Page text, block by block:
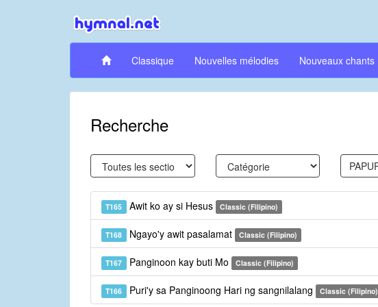
Classique Nouvelles mélodies Nouveaux chants
Recherche
T165 Awit ko ay si Hesus Classic (Filipino)
T168 Ngayo'y awit pasalamat Classic (Filipino)
T167 Panginoon kay buti Mo Classic (Filipino)
T166 Puri'y sa Panginoong Hari ng sangnilalang Classic (Filipino)